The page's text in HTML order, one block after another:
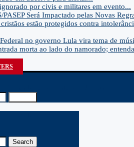
por civis e militares em evento...
Será Impactado pelas Novas
estão protegidos contra
no governo Lula vira tema de
morta ao lado do namorado;
Search